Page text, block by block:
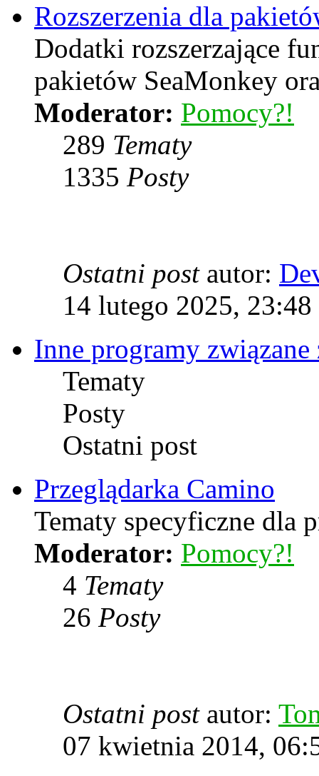
Rozszerzenia dla
Dodatki rozszerzające
pakietów SeaMonkey
Moderator: Pomocy?!
289 Tematy
1335 Posty
Ostatni postautor:
14 lutego 2025, 23:48
Inne programy
Tematy
Posty
Ostatni post
Przeglądarka Camino
Tematy specyficzne dla
Moderator: Pomocy?!
4 Tematy
26 Posty
Ostatni postautor:
07 kwietnia 2014,